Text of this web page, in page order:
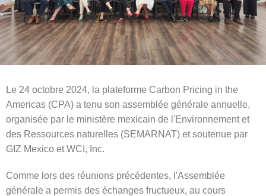
Le 24 octobre 2024, la plateforme Carbon Pricing in the
Americas (CPA) a tenu son assemblée générale annuelle,
organisée par le ministère mexicain de l'Environnement et
des Ressources naturelles (SEMARNAT) et soutenue par
GIZ Mexico et WCI, Inc.
Comme lors des réunions précédentes, l'Assemblée
générale a permis des échanges fructueux, au cours